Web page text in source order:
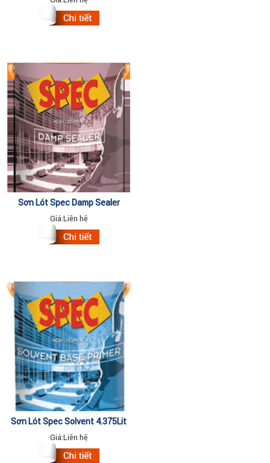
Sơn Lót Spec Damp Sealer
4.375Lit
Giá:Liên hệ
Sơn Lót Spec Solvent 4.375Lit
Giá:Liên hệ